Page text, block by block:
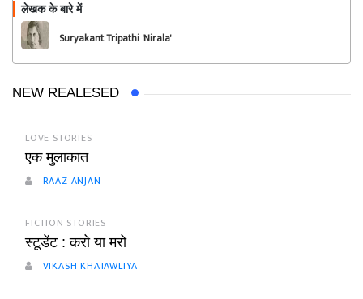
लेखक के बारे में
Suryakant Tripathi 'Nirala'
NEW REALESED
LOVE STORIES
एक मुलाकात
RAAZ ANJAN
FICTION STORIES
स्टूडेंट : करो या मरो
VIKASH KHATAWLIYA